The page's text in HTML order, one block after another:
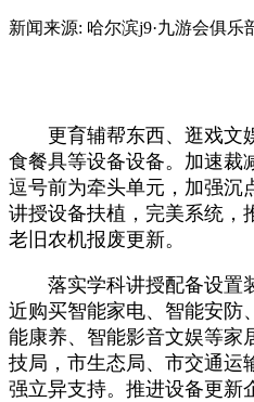
新闻来源: 哈尔滨j9·九游会俱乐
更育辅帮东西、逛戏文
食餐具等设备设备。加速裁
逗号前为牵头单元，加强沉
讲授设备扶植，完美系统，
老旧农机报废更新。
落实学科讲授配备设置
近购买智能家电、智能安防
能康养、智能影音文娱等家
技局，市生态局、市交通运
强立异支持。推进设备更新